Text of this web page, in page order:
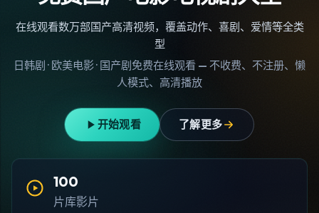
在线观看数万部国产高清视频，覆盖动作、喜剧、爱情等全类
型
日韩剧 · 欧美电影 · 国产剧免费在线观看 — 不收费、不注册、懒
人模式、高清播放
开始观看 了解更多
100
片库影片